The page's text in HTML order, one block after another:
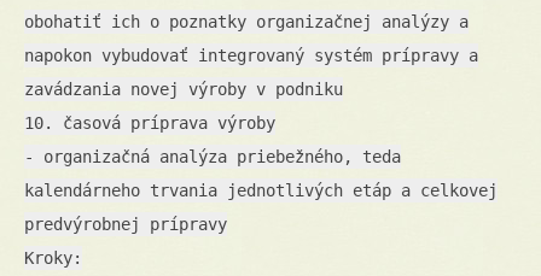
obohatiť ich o poznatky organizačnej analýzy a
napokon vybudovať integrovaný systém prípravy a
zavádzania novej výroby v podniku
10. časová príprava výroby
- organizačná analýza priebežného, teda
kalendárneho trvania jednotlivých etáp a celkovej
predvýrobnej prípravy
Kroky: